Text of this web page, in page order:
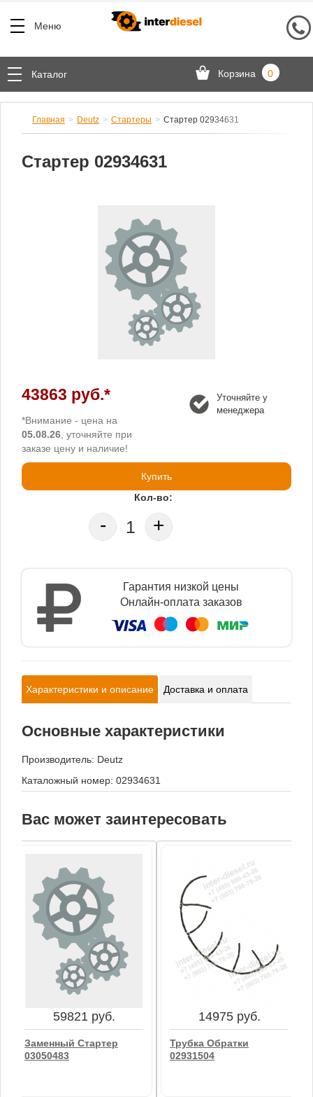
Меню
Каталог Корзина 0
Главная Deutz Стартеры Стартер 02934631
Стартер 02934631
43863 руб.*
*Внимание - цена на
05.08.26 , уточняйте при
заказе цену и наличие!
Уточняйте у
менеджера
Купить
Кол-во:
- +
Гарантия низкой цены
Онлайн-оплата заказов
Характеристики и описание Доставка и оплата
Основные характеристики
Производитель: Deutz
Каталожный номер: 02934631
Вас может заинтересовать
59821 руб.
Заменный Стартер
03050483
14975 руб.
Трубка Обратки
02931504